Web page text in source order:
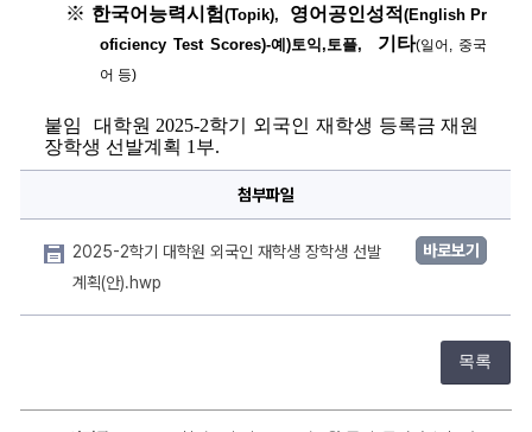
※ 한국어능력시험 (Topik), 영어공인성적 (English Pr
oficiency Test Scores)-예)토익, 토플, 기타(일어
중국
어 등)
붙임 대학원 2025-2학기 외국인 재학생 등록금 재원
장학생 선발계획 1 부.
첨부파일
2025-2학기 대학원 외국인 재학생 장학생 선발
계획(안).hwp
바로보기
목록